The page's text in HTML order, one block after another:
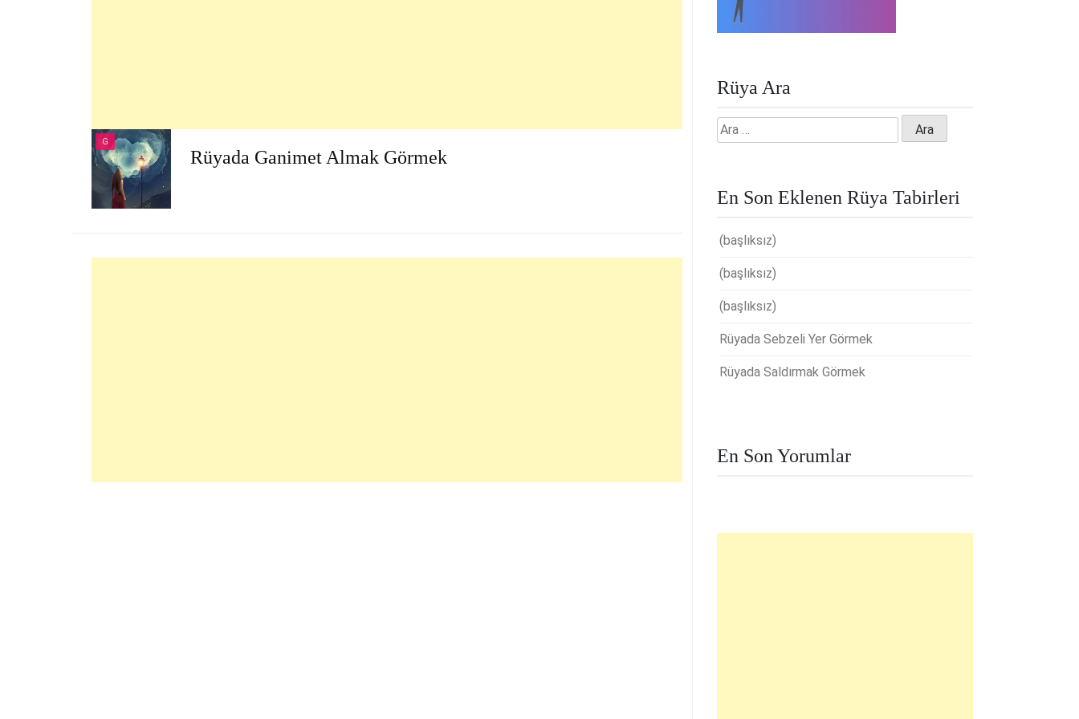
G
Rüyada Ganimet Almak Görmek
Rüya Ara
Arama:
En Son Eklenen Rüya Tabirleri
(başlıksız)
(başlıksız)
(başlıksız)
Rüyada Sebzeli Yer Görmek
Rüyada Saldırmak Görmek
En Son Yorumlar